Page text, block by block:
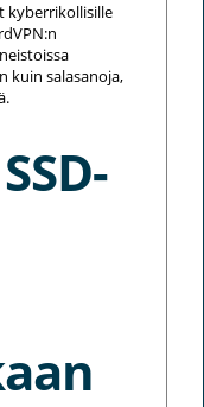
kyberrikollisille
kuin salasanoja,